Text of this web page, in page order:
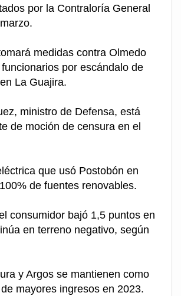
por la Contraloría General
medidas contra Olmedo
por escándalo de
La Guajira.
ministro de Defensa, está
de moción de censura en el
que usó Postobón en
de fuentes renovables.
consumidor bajó 1,5 puntos en
en terreno negativo, según
y Argos se mantienen como
mayores ingresos en 2023.